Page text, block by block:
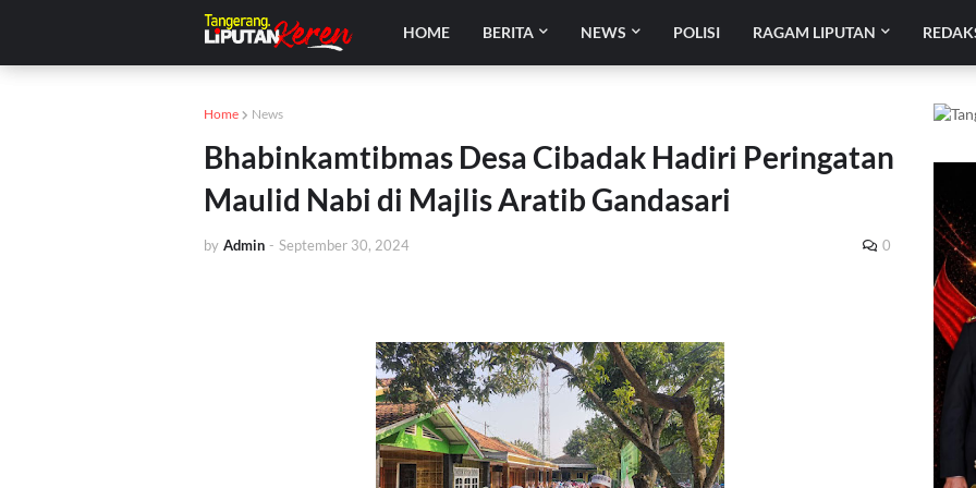
HOME BERITA NEWS POLISI RAGAM LIPUTAN
Home News
Bhabinkamtibmas Desa Cibadak Hadiri Peringatan
Maulid Nabi di Majlis Aratib Gandasari
by Admin - September 30, 2024 0